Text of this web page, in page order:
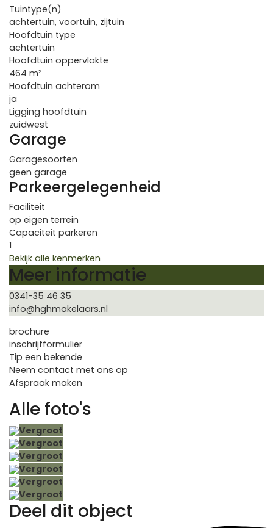
Tuintype(n)
achtertuin, voortuin, zijtuin
Hoofdtuin type
achtertuin
Hoofdtuin oppervlakte
464 m²
Hoofdtuin achterom
ja
Ligging hoofdtuin
zuidwest
Garage
Garagesoorten
geen garage
Parkeergelegenheid
Faciliteit
op eigen terrein
Capaciteit parkeren
1
Bekijk alle kenmerken
Meer informatie
0341-35 46 35
info@hghmakelaars.nl
brochure
inschrijfformulier
Tip een bekende
Neem contact met ons op
Afspraak maken
Alle foto's
Vergroot
Vergroot
Vergroot
Vergroot
Vergroot
Vergroot
Deel dit object